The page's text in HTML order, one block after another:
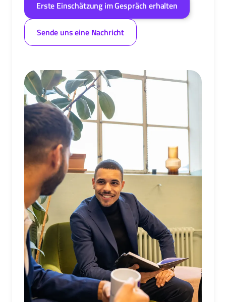
Erste Einschätzung im Gespräch erhalten
Sende uns eine Nachricht